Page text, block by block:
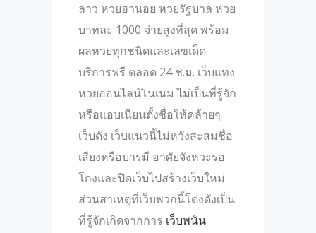
ลาว หวยฮานอย หวยรัฐบาล หวย
บาทละ 1000 จ่ายสูงที่สุด พร้อม
ผลหวยทุกชนิดและเลขเด็ด
บริการฟรี ตลอด 24 ช.ม. เว็บแทง
หวยออนไลน์โนเนม ไม่เป็นที่รู้จัก
หรือแอบเนียนตั้งชื่อให้คล้ายๆ
เว็บดัง เว็บแนวนี้ไม่หวังสะสมชื่อ
เสียงหรือบารมี อาศัยจังหวะรอ
โกงและปิดเว็บไปสร้างเว็บใหม่
ส่วนสาเหตุที่เว็บพวกนี้โด่งดังเป็น
ที่รู้จักเกิดจากการ เว็บพนัน